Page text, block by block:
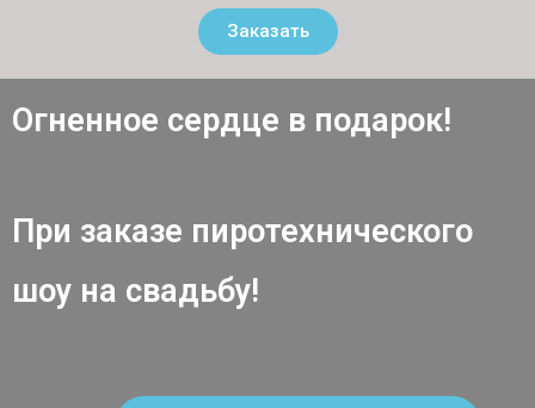
Заказать
Огненное сердце в подарок!
При заказе пиротехнического
шоу на свадьбу!